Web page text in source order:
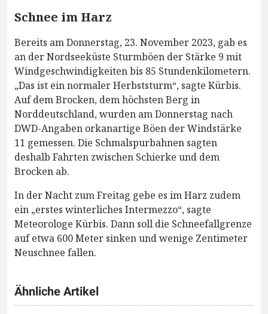
Schnee im Harz
Bereits am Donnerstag, 23. November 2023, gab es
an der Nordseeküste Sturmböen der Stärke 9 mit
Windgeschwindigkeiten bis 85 Stundenkilometern.
„Das ist ein normaler Herbststurm“, sagte Kürbis.
Auf dem Brocken, dem höchsten Berg in
Norddeutschland, wurden am Donnerstag nach
DWD-Angaben orkanartige Böen der Windstärke
11 gemessen. Die Schmalspurbahnen sagten
deshalb Fahrten zwischen Schierke und dem
Brocken ab.
In der Nacht zum Freitag gebe es im Harz zudem
ein „erstes winterliches Intermezzo“, sagte
Meteorologe Kürbis. Dann soll die Schneefallgrenze
auf etwa 600 Meter sinken und wenige Zentimeter
Neuschnee fallen.
Ähnliche Artikel